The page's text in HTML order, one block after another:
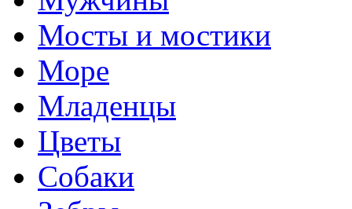
Мосты и мостики
Море
Младенцы
Цветы
Собаки